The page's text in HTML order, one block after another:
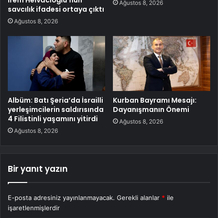
savcılık ifadesi ortaya çıktı
Ağustos 8, 2026
Ağustos 8, 2026
Albüm: Batı Şeria’da İsrailli
yerleşimcilerin saldırısında
4 Filistinli yaşamını yitirdi
Ağustos 8, 2026
Kurban Bayramı Mesajı:
Dayanışmanın Önemi
Ağustos 8, 2026
Bir yanıt yazın
E-posta adresiniz yayınlanmayacak. Gerekli alanlar * ile
işaretlenmişlerdir